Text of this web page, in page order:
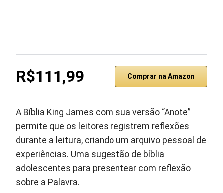
R$111,99 Comprar na Amazon
A Bíblia King James com sua versão “Anote”
permite que os leitores registrem reflexões
durante a leitura, criando um arquivo pessoal de
experiências. Uma sugestão de bíblia
adolescentes para presentear com reflexão
sobre a Palavra.